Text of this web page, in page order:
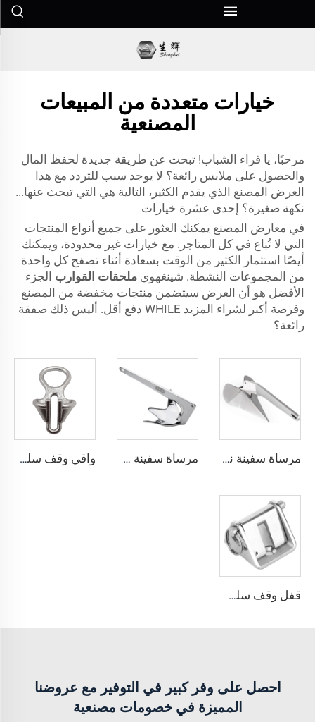
خيارات متعددة من المبيعات
المصنعية
مرحبًا، يا قراء الشباب! تبحث عن طريقة جديدة لحفظ المال
والحصول على ملابس رائعة؟ لا يوجد سبب للتردد مع هذا
العرض المصنع الذي يقدم الكثير، التالية هي التي تبحث عنها...
نكهة صغيرة؟ إحدى عشرة خيارات
في معارض المصنع يمكنك العثور على جميع أنواع المنتجات
التي لا تُباع في كل المتاجر. مع خيارات غير محدودة، ويمكنك
أيضًا استثمار الكثير من الوقت بسعادة أثناء تصفح كل واحدة
من المجموعات النشطة. شينغهوي ملحقات القوارب الجزء
الأفضل هو أن العرض سيتضمن منتجات مخفضة من المصنع
وفرصة أكبر لشراء المزيد WHILE دفع أقل. أليس ذلك صفقة
رائعة؟
مرساة سفينة نمط Delta رسو من الفولاذ المقاوم للصدأ من الدرجة البحرية 316 مرساة سفينة من الفولاذ المقاوم للصدأ من الدرجة البحرية 316 بنمط كlaw بروس واقي وقف سلسلة القطر الخاص بالسفينة المصنوع من الفولاذ المقاوم للصدأ 316
قفل وقف سلسلة القطر الخاص بالسفينة المصنوع من الفولاذ المقاوم للصدأ 316
احصل على وفر كبير في التوفير مع عروضنا
المميزة في خصومات مصنعية